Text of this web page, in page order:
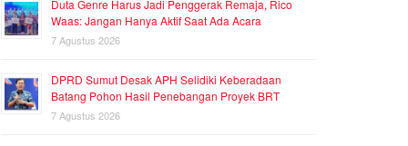
Duta Genre Harus Jadi Penggerak Remaja, Rico
Waas: Jangan Hanya Aktif Saat Ada Acara
7 Agustus 2026
DPRD Sumut Desak APH Selidiki Keberadaan
Batang Pohon Hasil Penebangan Proyek BRT
7 Agustus 2026